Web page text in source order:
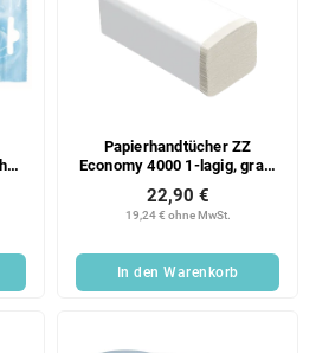
Papierhandtücher ZZ
Economy 4000 1-lagig, grau,
Karton
19,24 € ohne MwSt.
22,90 €
In den Warenkorb